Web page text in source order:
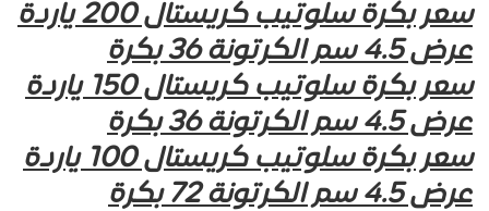
سعر بكرة سلوتيب كريستال 200 ياردة
عرض 4.5 سم الكرتونة 36 بكرة
سعر بكرة سلوتيب كريستال 150 ياردة
عرض 4.5 سم الكرتونة 36 بكرة
سعر بكرة سلوتيب كريستال 100 ياردة
عرض 4.5 سم الكرتونة 72 بكرة